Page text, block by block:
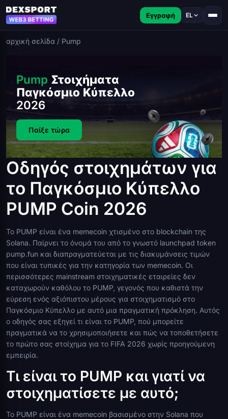
Εγγραφή EL
αρχική σελίδα / Pump
Pump Στοιχήματα
Παγκόσμιο Κύπελλο
2026
Παίξε τώρα
Οδηγός στοιχημάτων για
το Παγκόσμιο Κύπελλο
PUMP Coin 2026
Το PUMP είναι ένα memecoin χτισμένο στο blockchain της
Solana. Παίρνει το όνομά του από το γνωστό launchpad token
pump.fun και διαπραγματεύεται με τις διακυμάνσεις τιμών
που είναι τυπικές για την κατηγορία των memecoin. Οι
περισσότερες mainstream στοιχηματικές εταιρείες δεν
καταχωρούν καθόλου το PUMP, γεγονός που καθιστά την
εύρεση ενός αξιόπιστου μέρους για στοιχηματισμό στο
Παγκόσμιο Κύπελλο με αυτό μια πραγματική πρόκληση. Αυτός
ο οδηγός σας εξηγεί τι είναι το PUMP, πού μπορείτε
πραγματικά να το χρησιμοποιήσετε και πώς να τοποθετήσετε
το πρώτο σας στοίχημα για το FIFA 2026 χωρίς προηγούμενη
εμπειρία.
Τι είναι το PUMP και γιατί να
στοιχηματίσετε με αυτό;
Το PUMP είναι ένα memecoin βασισμένο στην Solana που